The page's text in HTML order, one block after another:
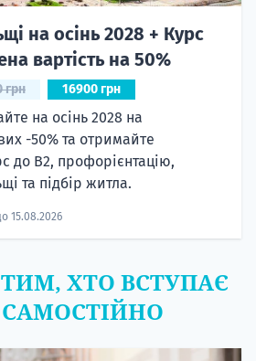
на осінь 2028 + Курс
вартість на 50%
грн 16900 грн
на осінь 2028 на
-50% та отримайте
до B2, профорієнтацію,
та підбір житла.
15.08.2026
ХТО ВСТУПАЄ